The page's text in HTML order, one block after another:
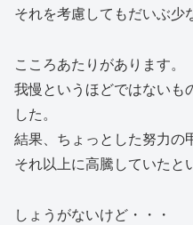
それを考慮してもだいぶ少
こころあたりがあります。
我慢というほどではないも
した。
結果、ちょっとした努力の
それ以上に高騰していたと
しょうがないけど・・・